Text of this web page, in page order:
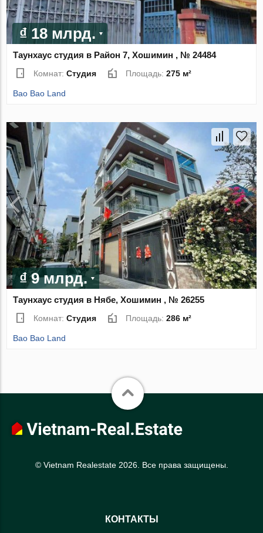
₫ 18 млрд.
Таунхаус студия в Район 7, Хошимин , № 24484
Комнат:Студия Площадь:275 м²
Bao Bao Land
₫ 9 млрд.
Таунхаус студия в Нябе, Хошимин , № 26255
Комнат:Студия Площадь:286 м²
Bao Bao Land
© Vietnam Realestate 2026. Все права защищены.
КОНТАКТЫ